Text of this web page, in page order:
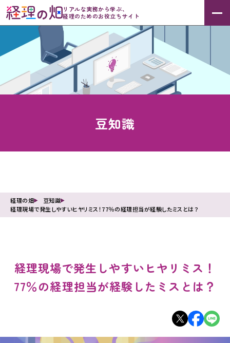
リアルな実務から学ぶ、
経理のためのお役立ちサイト
豆知識
経理の畑
豆知識
経理現場で発生しやすいヒヤリミス！77％の経理担当が経験したミスとは？
経理現場で発生しやすいヒヤリミス！
77％の経理担当が経験したミスとは？